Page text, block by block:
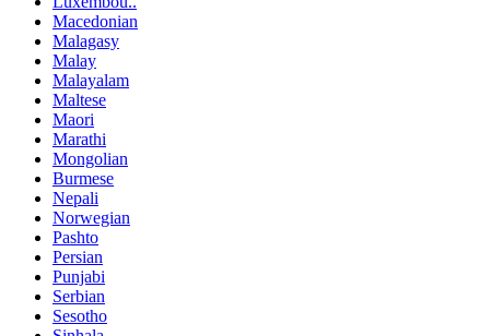
Macedonian
Malagasy
Malay
Malayalam
Maltese
Maori
Marathi
Mongolian
Burmese
Nepali
Norwegian
Pashto
Persian
Punjabi
Serbian
Sesotho